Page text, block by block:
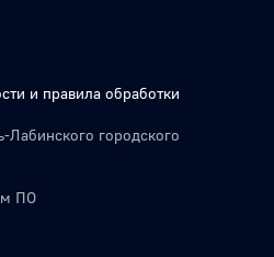
и правила обработки
городского
ПО